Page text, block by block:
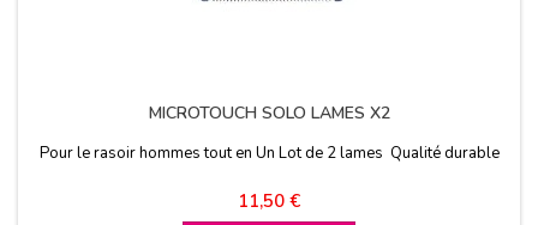
MICROTOUCH SOLO LAMES X2
Pour le rasoir hommes tout en Un Lot de 2 lames Qualité durable
Prix
11,50 €